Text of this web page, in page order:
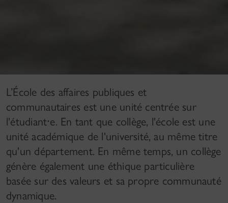
L’École des affaires publiques et
communautaires est une unité centrée sur
l'étudiant⸱e. En tant que collège, l'école est une
unité académique de l'université, au même titre
qu'un département. En même temps, un collège
génère également une éthique particulière
basée sur des valeurs et sa propre communauté
dynamique.